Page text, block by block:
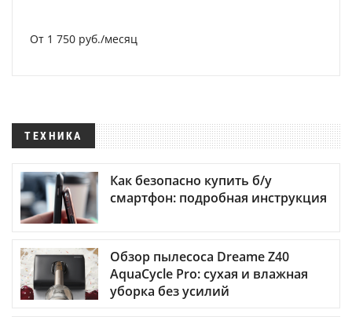
От 1 750 руб./месяц
ТЕХНИКА
Как безопасно купить б/у
смартфон: подробная инструкция
Обзор пылесоса Dreame Z40
AquaCycle Pro: сухая и влажная
уборка без усилий